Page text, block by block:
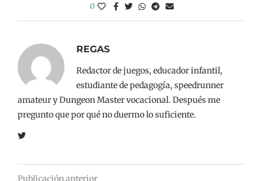
0
REGAS
Redactor de juegos, educador infantil,
estudiante de pedagogía, speedrunner
amateur y Dungeon Master vocacional. Después me
pregunto que por qué no duermo lo suficiente.
Publicación anterior